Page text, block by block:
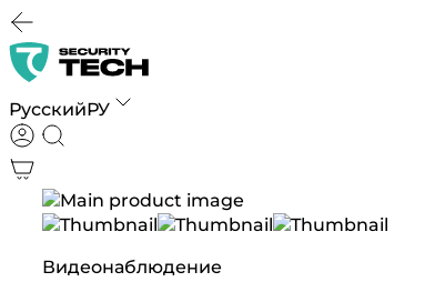
РусскийРУ
Видеонаблюдение